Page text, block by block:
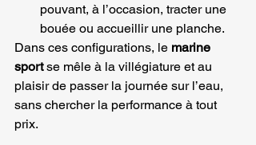
pouvant, à l’occasion, tracter une
bouée ou accueillir une planche.
Dans ces configurations, le marine
sport se mêle à la villégiature et au
plaisir de passer la journée sur l’eau,
sans chercher la performance à tout
prix.